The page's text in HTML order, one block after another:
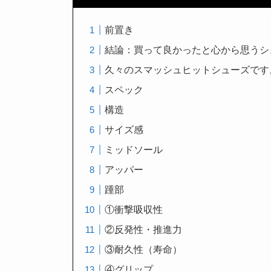
前置き
結論：買って良かったと心から思うシ
久々のスマッシュヒットシューズです
スペック
構造
サイズ感
ミッドソール
アッパー
踵部
①衝撃吸収性
②反発性・推進力
③耐久性（寿命）